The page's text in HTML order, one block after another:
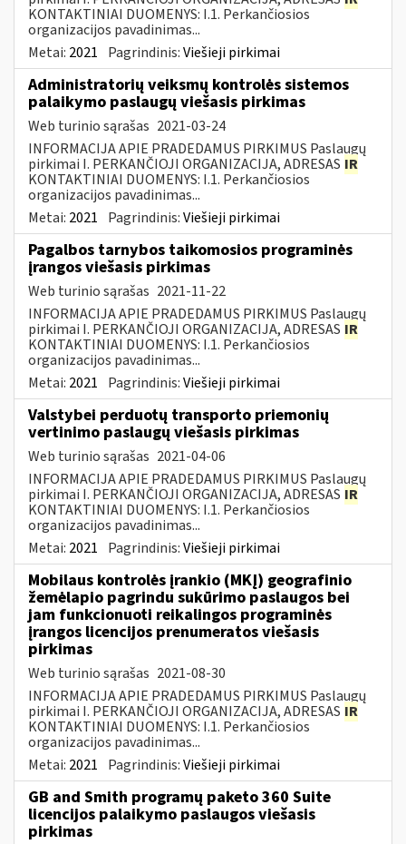
KONTAKTINIAI DUOMENYS: I.1. Perkančiosios
organizacijos pavadinimas...
Metai: 2021 Pagrindinis:Viešieji pirkimai
Administratorių veiksmų kontrolės sistemos
palaikymo paslaugų viešasis pirkimas
Web turinio sąrašas 2021-03-24
INFORMACIJA APIE PRADEDAMUS PIRKIMUS Paslaugų
pirkimai I. PERKANČIOJI ORGANIZACIJA, ADRESAS IR
KONTAKTINIAI DUOMENYS: I.1. Perkančiosios
organizacijos pavadinimas...
Metai: 2021 Pagrindinis:Viešieji pirkimai
Pagalbos tarnybos taikomosios programinės
įrangos viešasis pirkimas
Web turinio sąrašas 2021-11-22
INFORMACIJA APIE PRADEDAMUS PIRKIMUS Paslaugų
pirkimai I. PERKANČIOJI ORGANIZACIJA, ADRESAS IR
KONTAKTINIAI DUOMENYS: I.1. Perkančiosios
organizacijos pavadinimas...
Metai: 2021 Pagrindinis:Viešieji pirkimai
Valstybei perduotų transporto priemonių
vertinimo paslaugų viešasis pirkimas
Web turinio sąrašas 2021-04-06
INFORMACIJA APIE PRADEDAMUS PIRKIMUS Paslaugų
pirkimai I. PERKANČIOJI ORGANIZACIJA, ADRESAS IR
KONTAKTINIAI DUOMENYS: I.1. Perkančiosios
organizacijos pavadinimas...
Metai: 2021 Pagrindinis:Viešieji pirkimai
Mobilaus kontrolės įrankio (MKĮ) geografinio
žemėlapio pagrindu sukūrimo paslaugos bei
jam funkcionuoti reikalingos programinės
įrangos licencijos prenumeratos viešasis
pirkimas
Web turinio sąrašas 2021-08-30
INFORMACIJA APIE PRADEDAMUS PIRKIMUS Paslaugų
pirkimai I. PERKANČIOJI ORGANIZACIJA, ADRESAS IR
KONTAKTINIAI DUOMENYS: I.1. Perkančiosios
organizacijos pavadinimas...
Metai: 2021 Pagrindinis:Viešieji pirkimai
GB and Smith programų paketo 360 Suite
licencijos palaikymo paslaugos viešasis
pirkimas